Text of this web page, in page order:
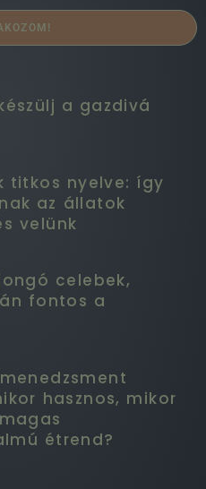
a gazdivá
titkos nyelve: így
az állatok
velünk
celebek,
fontos a
hasznos, mikor
étrend?